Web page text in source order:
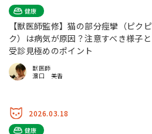
健康
【獣医師監修】猫の部分痙攣（ピクピ
ク）は病気が原因？注意すべき様子と
受診見極めのポイント
獣医師
濵口 美香
2026.03.18
健康